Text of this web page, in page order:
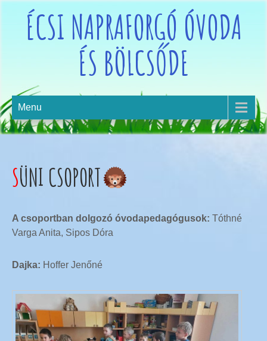
ÉCSI NAPRAFORGÓ ÓVODA
ÉS BÖLCSŐDE
Menu
SÜNI CSOPORT
A csoportban dolgozó óvodapedagógusok: Tóthné
Varga Anita, Sipos Dóra
Dajka: Hoffer Jenőné